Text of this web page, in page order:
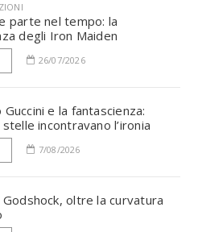
parte nel tempo: la
degli Iron Maiden
26/07/2026
Guccini e la fantascienza:
incontravano l’ironia
7/08/2026
oltre la curvatura